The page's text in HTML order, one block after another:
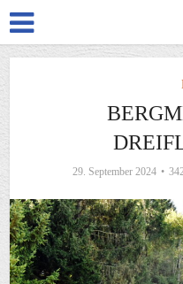
29. September 2024